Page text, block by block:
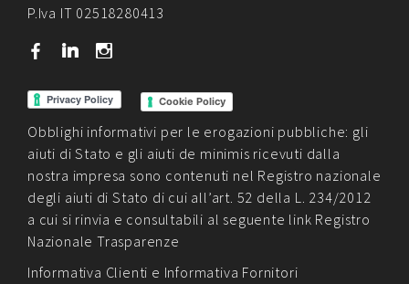
P.Iva IT 02518280413
b j x
Cookie Policy
Obblighi informativi per le erogazioni pubbliche: gli
aiuti di Stato e gli aiuti de minimis ricevuti dalla
nostra impresa sono contenuti nel Registro nazionale
degli aiuti di Stato di cui all’art. 52 della L. 234/2012
a cui si rinvia e consultabili al seguente link Registro
Nazionale Trasparenze
Informativa Clienti e Informativa Fornitori